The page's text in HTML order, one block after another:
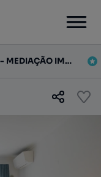
DOMUS RS HG PORTUGAL - MEDIAÇÃO IMOBILIÁRIA, UNIPESSOAL LDA